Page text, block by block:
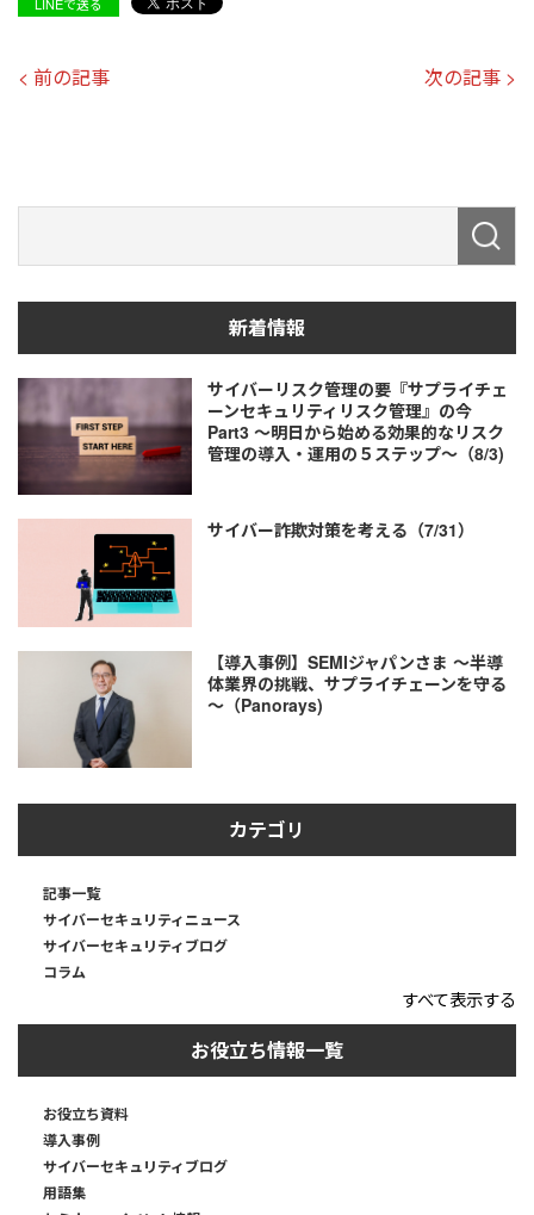
LINEで送る
< 前の記事 次の記事 >
新着情報
サイバーリスク管理の要『サプライチェ
ーンセキュリティリスク管理』の今
Part3 ～明日から始める効果的なリスク
管理の導入・運用の５ステップ～（8/3)
サイバー詐欺対策を考える（7/31）
【導入事例】SEMIジャパンさま ～半導
体業界の挑戦、サプライチェーンを守る
～（Panorays)
カテゴリ
記事一覧
サイバーセキュリティニュース
サイバーセキュリティブログ
コラム
すべて表示する
お役立ち情報一覧
お役立ち資料
導入事例
サイバーセキュリティブログ
用語集